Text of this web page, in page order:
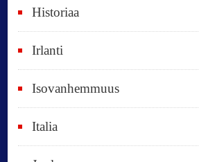
u
e
t
,
Historiaa
Irlanti
Isovanhemmuus
Italia